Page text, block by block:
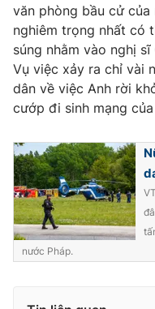
Video
VTV Money
VTV Sức khoẻ
Thị trường 24h
VTV4
VTV9
Liên hệ tòa soạn
văn phòng bầu cử
nghiêm trọng nhất có
súng nhằm vào nghị
Vụ việc xảy ra chỉ vài
dân về việc Anh rời
cướp đi sinh mạng
nước Pháp.